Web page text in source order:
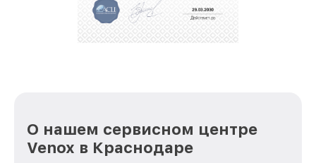
О нашем сервисном центре
Venox в Краснодаре